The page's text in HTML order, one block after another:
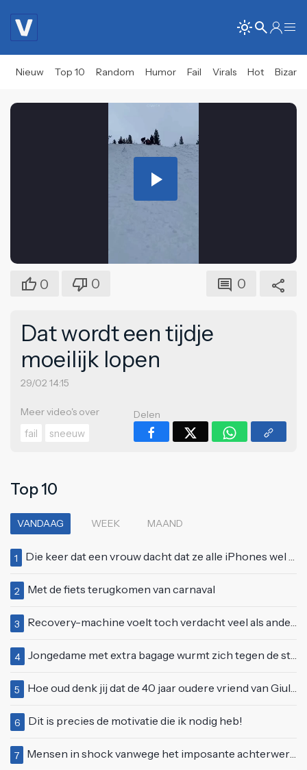
Nieuw Top 10 Random Humor Fail Virals Hot Bizar
Play
Video
0 0 0
Dat wordt een tijdje
moeilijk lopen
29/02 14:15
Meer video's over
fail
sneeuw
Delen
Top 10
VANDAAG WEEK MAAND
1 Die keer dat een vrouw dacht dat ze alle iPhones wel op kon kopen
2 Met de fiets terugkomen van carnaval
3 Recovery-machine voelt toch verdacht veel als ander soort work-out
4 Jongedame met extra bagage wurmt zich tegen de stroom van de roltrap
5 Hoe oud denk jij dat de 40 jaar oudere vriend van Giulia is geworden?
6 Dit is precies de motivatie die ik nodig heb!
7 Mensen in shock vanwege het imposante achterwerk van Nelly Furtado